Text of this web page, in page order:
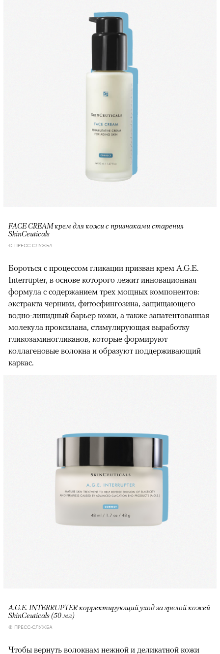
FACE CREAM крем для кожи с признаками старения
SkinCeuticals
© ПРЕСС-СЛУЖБА
Бороться с процессом гликации призван крем A.G.E.
Interrupter, в основе которого лежит инновационная
формула с содержанием трех мощных компонентов:
экстракта черники, фитосфингозина, защищающего
водно-липидный барьер кожи, а также запатентованная
молекула проксилана, стимулирующая выработку
гликозаминогликанов, которые формируют
коллагеновые волокна и образуют поддерживающий
каркас.
A.G.E. INTERRUPTER корректирующий уход за зрелой кожей
SkinCeuticals (50 мл)
© ПРЕСС-СЛУЖБА
Чтобы вернуть волокнам нежной и деликатной кожи